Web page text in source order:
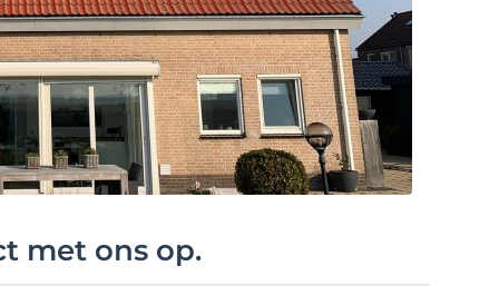
met ons op.